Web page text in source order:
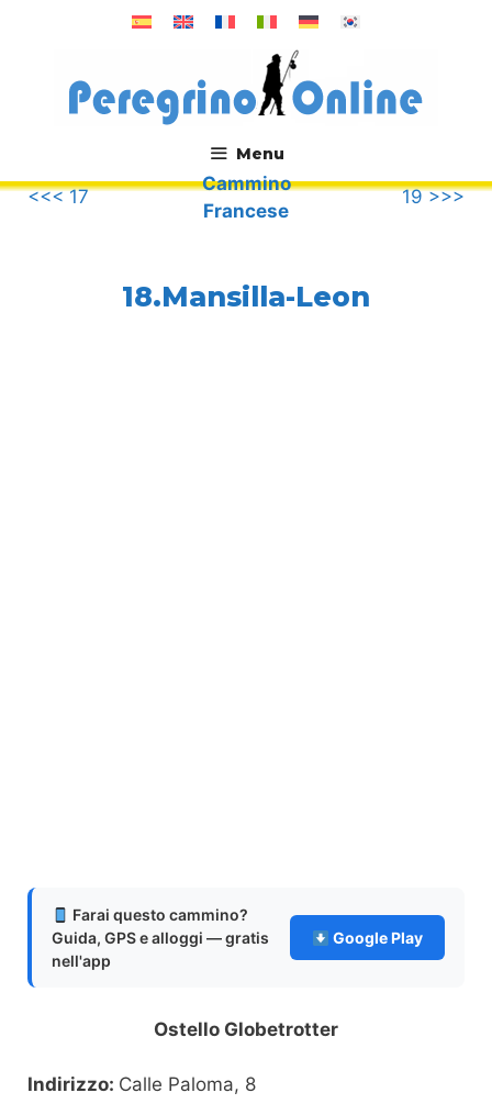
Menu
. <<< 17
Cammino
Francese
19 >>>
18.Mansilla-Leon
Farai questo cammino?
Guida, GPS e alloggi — gratis
nell'app
Google Play
Ostello Globetrotter
Indirizzo: Calle Paloma, 8